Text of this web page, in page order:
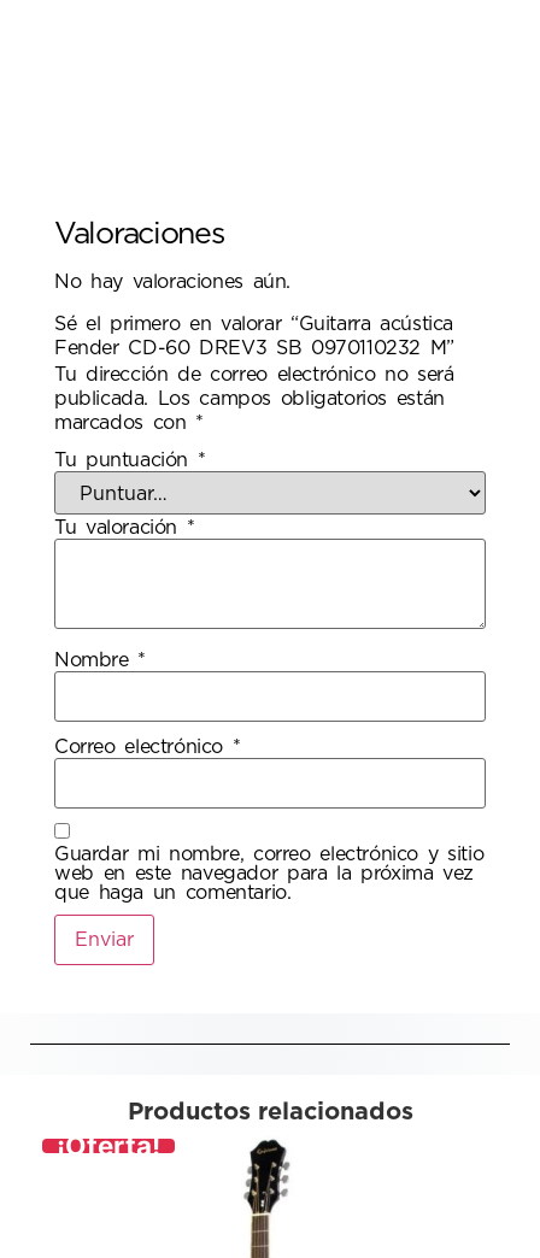
Valoraciones
No hay valoraciones aún.
Sé el primero en valorar “Guitarra acústica
Fender CD-60 DREV3 SB 0970110232 M”
Tu dirección de correo electrónico no será
publicada.
Los campos obligatorios están
marcados con *
Tu puntuación *
Tu valoración *
Nombre *
Correo electrónico *
Guardar mi nombre, correo electrónico y sitio
web en este navegador para la próxima vez
que haga un comentario.
Productos relacionados
¡Oferta!